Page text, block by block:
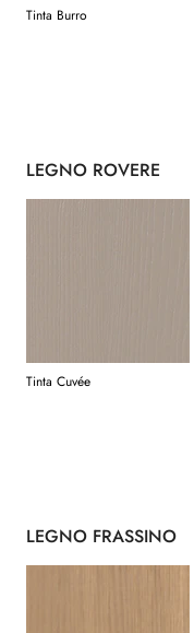
Tinta Burro
LEGNO ROVERE
Tinta Cuvée
LEGNO FRASSINO